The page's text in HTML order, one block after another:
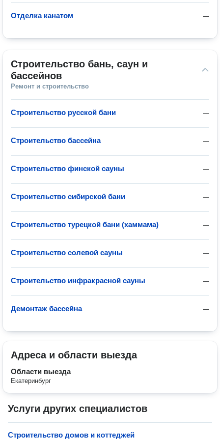
—
Отделка канатом
Строительство бань, саун и
бассейнов
Ремонт и строительство
—
Строительство русской бани
—
Строительство бассейна
—
Строительство финской сауны
—
Строительство сибирской бани
—
Строительство турецкой бани (хаммама)
—
Строительство солевой сауны
—
Строительство инфракрасной сауны
—
Демонтаж бассейна
Адреса и области выезда
Области выезда
Екатеринбург
Услуги других специалистов
Строительство домов и коттеджей